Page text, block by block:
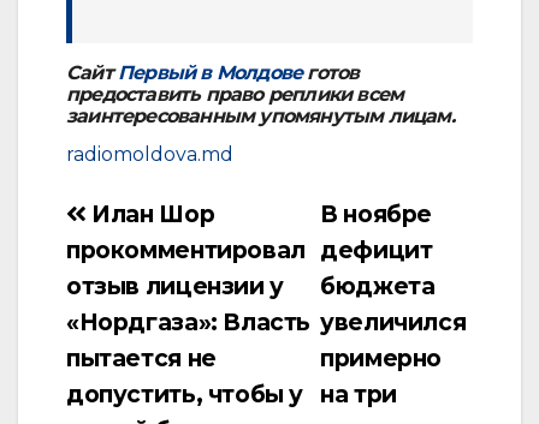
СайтПервый в Молдовеготов
предоставить право реплики всем
заинтересованным упомянутым лицам.
radiomoldova.md
Навигация
по
записям
В ноябре
дефицит
бюджета
увеличился
примерно
на три
Илан Шор
прокомментировал
отзыв лицензии у
«Нордгаза»: Власть
пытается не
допустить, чтобы у